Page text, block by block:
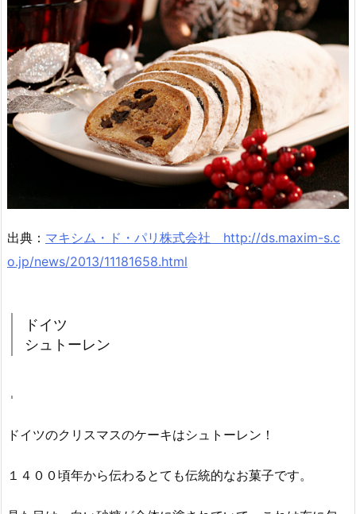
出典： マキシム・ド・パリ株式会社 http://ds.maxim-s.c
o.jp/news/2013/11181658.html
ドイツ
シュトーレン
ドイツのクリスマスのケーキはシュトーレン！
１４００頃年から伝わるとても伝統的なお菓子です。